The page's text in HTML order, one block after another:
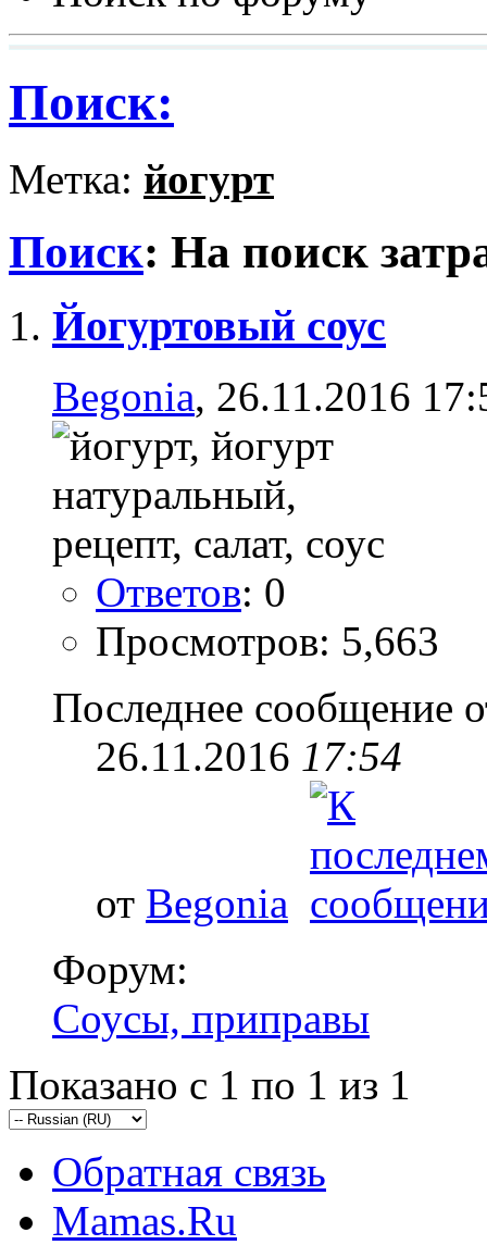
Поиск:
Метка: йогурт
Поиск: На поиск
Йогуртовый соус
Begonia, 26.11.2016
Ответов: 0
Просмотров: 5,663
Последнее сообщение
26.11.2016 17:54
от Begonia
Форум:
Соусы, приправы
Показано с 1 по 1 из 1
Обратная связь
Mamas.Ru